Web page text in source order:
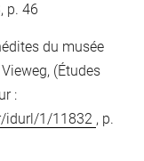
p. 46
du musée
(Études
:
idurl/1/11832 , p.